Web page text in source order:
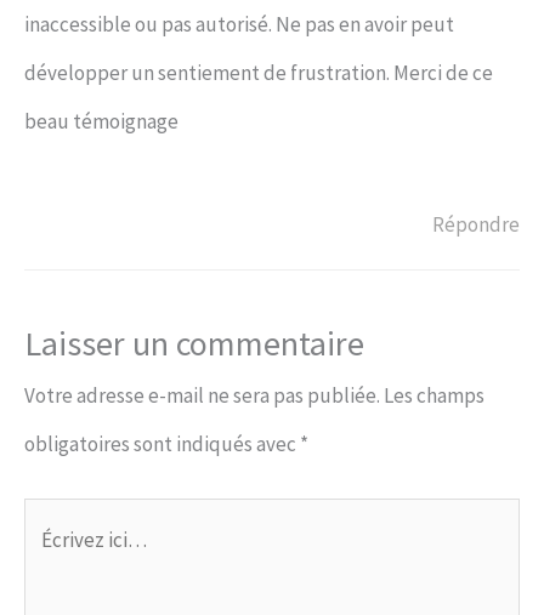
inaccessible ou pas autorisé. Ne pas en avoir peut
développer un sentiement de frustration. Merci de ce
beau témoignage
Répondre
Laisser un commentaire
Votre adresse e-mail ne sera pas publiée. Les champs
obligatoires sont indiqués avec *
Écrivez